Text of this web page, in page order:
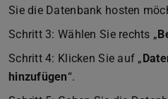
Sie die Datenbank hosten
Schritt 3: Wählen Sie rechts „
Schritt 4: Klicken Sie auf „
hinzufügen“.